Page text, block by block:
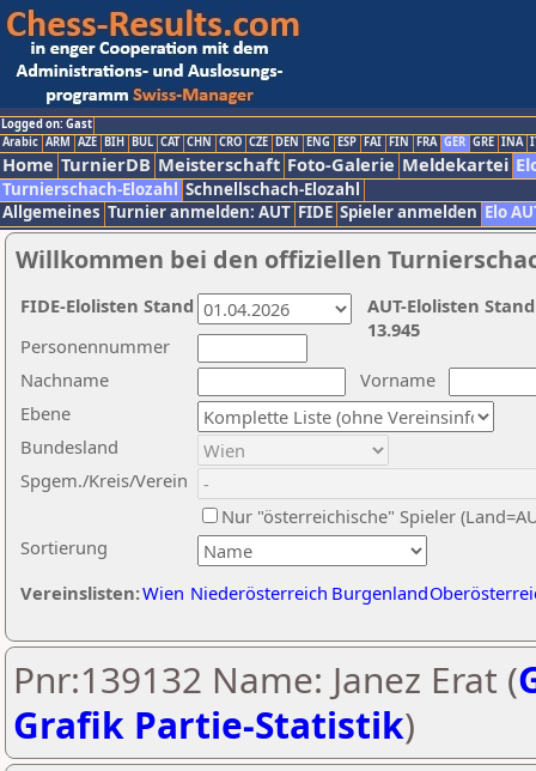
Logged on: Gast
Arabic ARM AZE BIH BUL CAT CHN CRO CZE DEN ENG ESP FAI FIN FRA GER GRE INA
Home TurnierDB Meisterschaft Foto-Galerie Meldekartei
Turnierschach-Elozahl Schnellschach-Elozahl
Allgemeines Turnier anmelden: AUT FIDE Spieler anmelden Elo
Willkommen bei den offiziellen
Nachname
Vorname
Ebene
Sortierung
Personennummer
Bundesland
Spgem./Kreis/Verein
Nur "österreichische" Spieler
Vereinslisten:Wien Niederösterreich Burgenland
AUT-Elolisten
13.945
FIDE-Elolisten Stand
Pnr:139132 Name: Janez Erat (
Grafik Partie-Statistik)